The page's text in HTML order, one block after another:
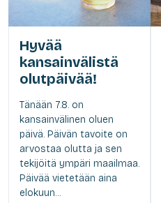
Hyvää
kansainvälistä
olutpäivää!
Tänään 7.8. on
kansainvälinen oluen
päivä. Päivän tavoite on
arvostaa olutta ja sen
tekijöitä ympäri maailmaa.
Päivää vietetään aina
elokuun...